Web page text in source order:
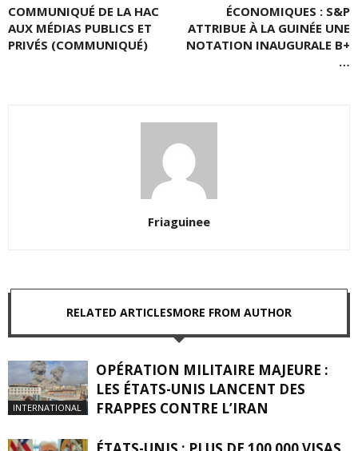
COMMUNIQUÉ DE LA HAC
AUX MÉDIAS PUBLICS ET
PRIVÉS (COMMUNIQUÉ)
ÉCONOMIQUES : S&P
ATTRIBUE À LA GUINÉE UNE
NOTATION INAUGURALE B+
…
Friaguinee
RELATED ARTICLESMORE FROM AUTHOR
INTERNATIONAL
OPÉRATION MILITAIRE MAJEURE :
LES ÉTATS-UNIS LANCENT DES
FRAPPES CONTRE L’IRAN